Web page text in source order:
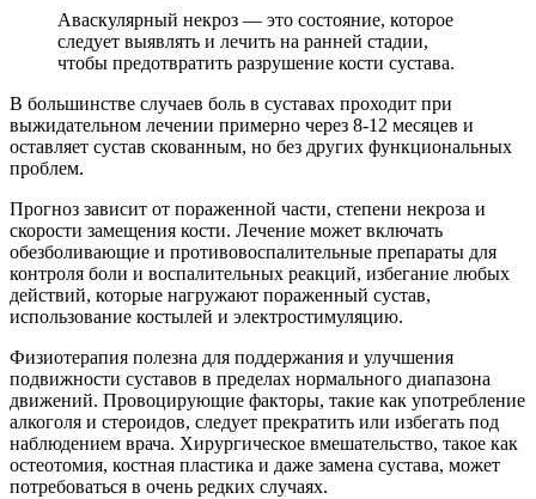
Аваскулярный некроз — это состояние, которое
следует выявлять и лечить на ранней стадии,
чтобы предотвратить разрушение кости сустава.
В большинстве случаев боль в суставах проходит при
выжидательном лечении примерно через 8-12 месяцев и
оставляет сустав скованным, но без других функциональных
проблем.
Прогноз зависит от пораженной части, степени некроза и
скорости замещения кости. Лечение может включать
обезболивающие и противовоспалительные препараты для
контроля боли и воспалительных реакций, избегание любых
действий, которые нагружают пораженный сустав,
использование костылей и электростимуляцию.
Физиотерапия полезна для поддержания и улучшения
подвижности суставов в пределах нормального диапазона
движений. Провоцирующие факторы, такие как употребление
алкоголя и стероидов, следует прекратить или избегать под
наблюдением врача. Хирургическое вмешательство, такое как
остеотомия, костная пластика и даже замена сустава, может
потребоваться в очень редких случаях.